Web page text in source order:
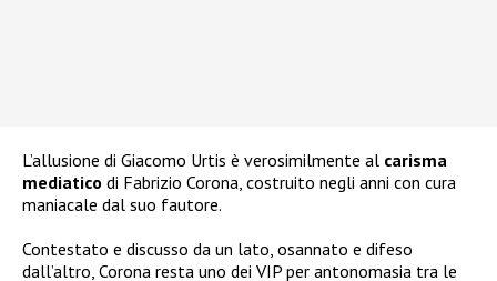
L’allusione di Giacomo Urtis è verosimilmente al carisma
mediatico di Fabrizio Corona, costruito negli anni con cura
maniacale dal suo fautore.
Contestato e discusso da un lato, osannato e difeso
dall’altro, Corona resta uno dei VIP per antonomasia tra le